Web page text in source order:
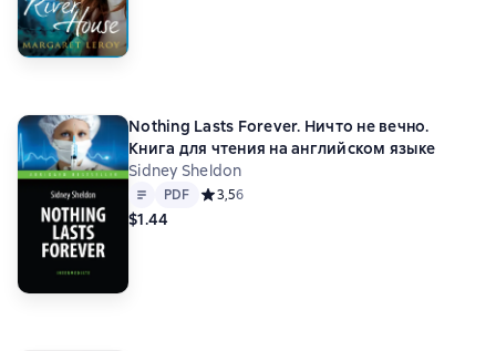
Nothing Lasts Forever. Ничто не вечно.
Книга для чтения на английском языке
Sidney Sheldon
Text PDF
PDF Средний рейтинг 3,5 на основе 6 оценок
3,56
$1.44